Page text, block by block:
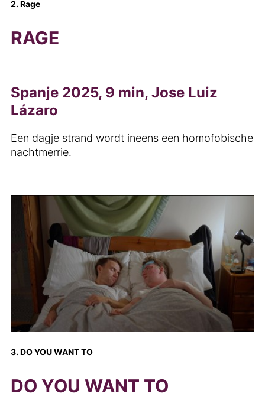
2. Rage
RAGE
Spanje 2025, 9 min, Jose Luiz
Lázaro
Een dagje strand wordt ineens een homofobische
nachtmerrie.
3. DO YOU WANT TO
DO YOU WANT TO